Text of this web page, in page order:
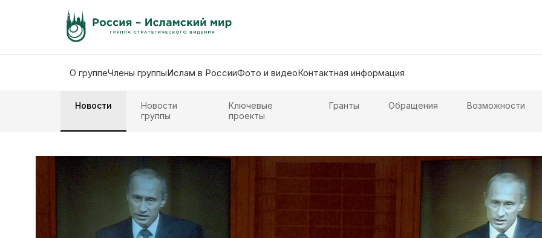
О группеЧлены группыИслам в РоссииФото и видеоКонтактная информация
Новости
Новости
группы
Ключевые
проекты
Гранты Обращения Возможности